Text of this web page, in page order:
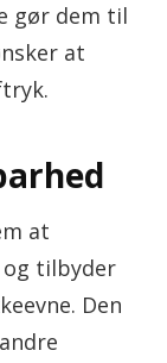
gør dem til
at
at
tilbyder
Den